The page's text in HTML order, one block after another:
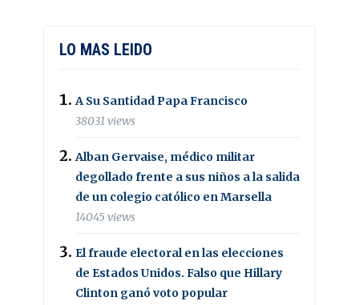
LO MAS LEIDO
A Su Santidad Papa Francisco
38031 views
Alban Gervaise, médico militar
degollado frente a sus niños a la salida
de un colegio católico en Marsella
14045 views
El fraude electoral en las elecciones
de Estados Unidos. Falso que Hillary
Clinton ganó voto popular